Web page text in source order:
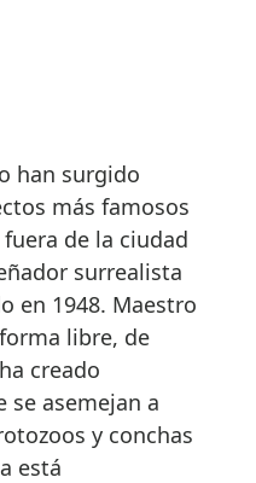
han surgido
más famosos
de la ciudad
surrealista
en 1948. Maestro
libre, de
creado
se asemejan a
y conchas
está